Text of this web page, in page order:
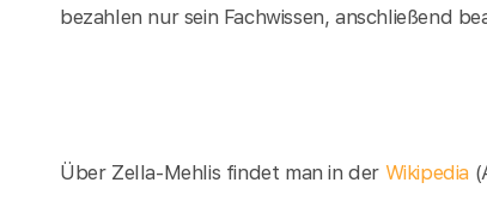
bezahlen nur sein Fachwissen, anschließend
Über Zella-Mehlis findet man in der Wikipedia